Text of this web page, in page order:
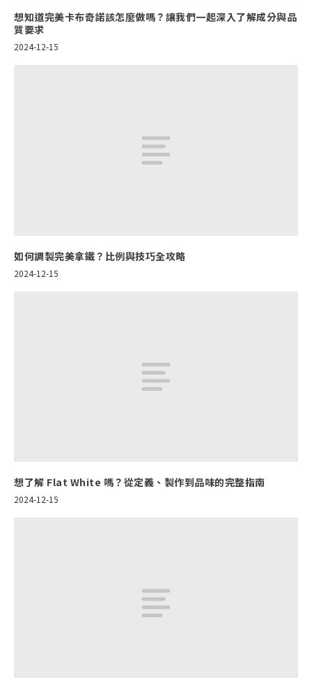
想知道完美卡布奇諾該怎麼做嗎？讓我們一起深入了解成分與品
質要求
2024-12-15
如何調製完美拿鐵？比例與技巧全攻略
2024-12-15
想了解 Flat White 嗎？從定義、製作到品味的完整指南
2024-12-15